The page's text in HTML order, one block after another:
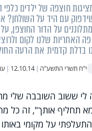
חוצפה של ילדים כלפי
עם היד על השולחן?
על הדור החוצפן,
האחריות שלנו לקום
בדלת קדמית את הרעה
י"ח תשרי התשע"ה |
12.10.14
|
לי ששוב השובבה שלי
תחליף אותך", זה כל
על מקומי